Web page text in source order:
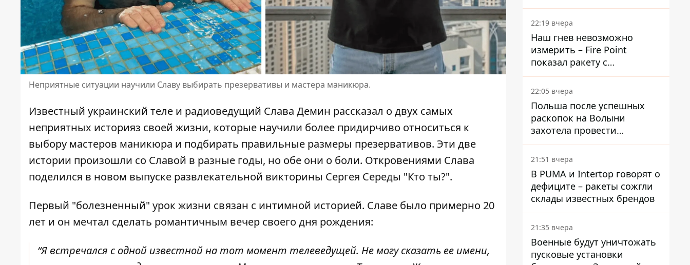
Неприятные ситуации научили Славу выбирать презервативы и мастера маникюра.
Известный украинский теле и радиоведущий Слава Демин рассказал о двух самых
неприятных историяз своей жизни, которые научили более придирчиво относиться к
выбору мастеров маникюра и подбирать правильные размеры презервативов. Эти две
истории произошли со Славой в разные годы, но обе они о боли. Откровениями Слава
поделился в новом выпуске развлекательной викторины Сергея Середы "Кто ты?".
Первый "болезненный" урок жизни связан с интимной историей. Славе было примерно 20
лет и он мечтал сделать романтичным вечер своего дня рождения:
“Я встречался с одной известной на тот момент телеведущей. Не могу сказать ее имени,
раскрыли детали
22:19 вчера
Наш гнев невозможно
измерить – Fire Point
показал ракету с
загадочной отметкой 723
22:05 вчера
Польша после успешных
раскопок на Волыни
захотела провести
эксгумацию в новых местах
21:51 вчера
В PUMA и Intertop говорят о
дефиците – ракеты сожгли
склады известных брендов
21:35 вчера
Военные будут уничтожать
пусковые установки